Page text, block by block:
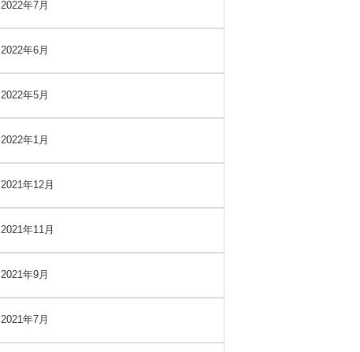
2022年7月
2022年6月
2022年5月
2022年1月
2021年12月
2021年11月
2021年9月
2021年7月